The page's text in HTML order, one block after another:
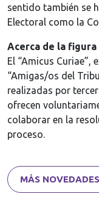
sentido también se
Electoral como la
Acerca de la figura
El “Amicus Curiae”,
“Amigas/os del
realizadas por
ofrecen
colaborar en la
proceso.
MÁS NOVEDADES